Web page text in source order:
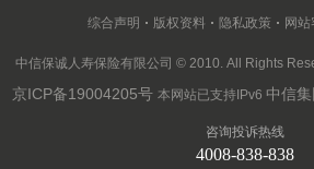
综合声明 版权资料 隐私政策 网站
中信保诚人寿保险有限公司 © 2010. All Rights
京ICP备19004205号 本网站已支持IPv6 中信
咨询投诉热线
4008-838-838